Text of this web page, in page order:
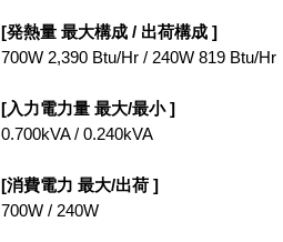
[発熱量 最大構成 / 出荷構成 ]
700W 2,390 Btu/Hr / 240W 819 Btu/Hr
[入力電力量 最大/最小 ]
0.700kVA / 0.240kVA
[消費電力 最大/出荷 ]
700W / 240W